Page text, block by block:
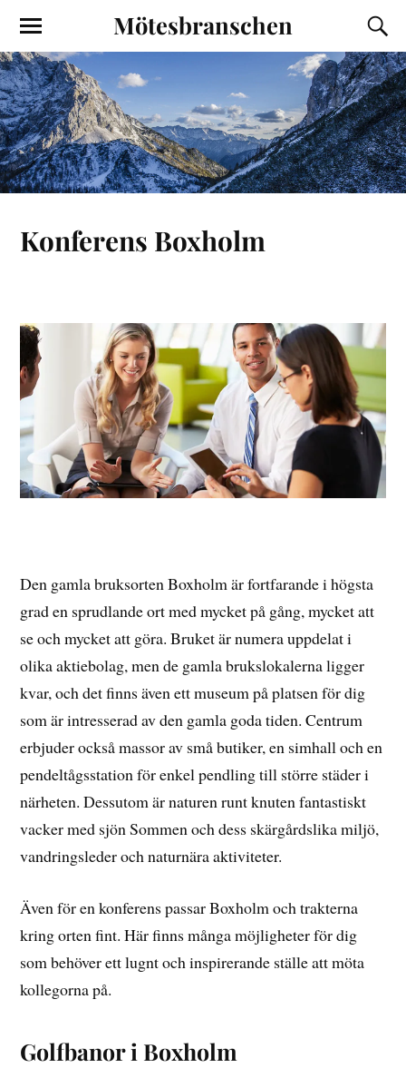
Mötesbranschen
Konferens Boxholm
Den gamla bruksorten Boxholm är fortfarande i högsta
grad en sprudlande ort med mycket på gång, mycket att
se och mycket att göra. Bruket är numera uppdelat i
olika aktiebolag, men de gamla brukslokalerna ligger
kvar, och det finns även ett museum på platsen för dig
som är intresserad av den gamla goda tiden. Centrum
erbjuder också massor av små butiker, en simhall och en
pendeltågsstation för enkel pendling till större städer i
närheten. Dessutom är naturen runt knuten fantastiskt
vacker med sjön Sommen och dess skärgårdslika miljö,
vandringsleder och naturnära aktiviteter.
Även för en konferens passar Boxholm och trakterna
kring orten fint. Här finns många möjligheter för dig
som behöver ett lugnt och inspirerande ställe att möta
kollegorna på.
Golfbanor i Boxholm